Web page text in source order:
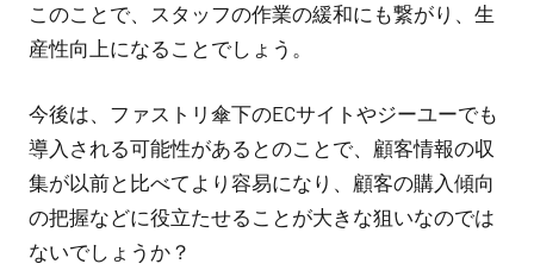
このことで、スタッフの作業の緩和にも繋がり、生
産性向上になることでしょう。
今後は、ファストリ傘下のECサイトやジーユーでも
導入される可能性があるとのことで、顧客情報の収
集が以前と比べてより容易になり、顧客の購入傾向
の把握などに役立たせることが大きな狙いなのでは
ないでしょうか？